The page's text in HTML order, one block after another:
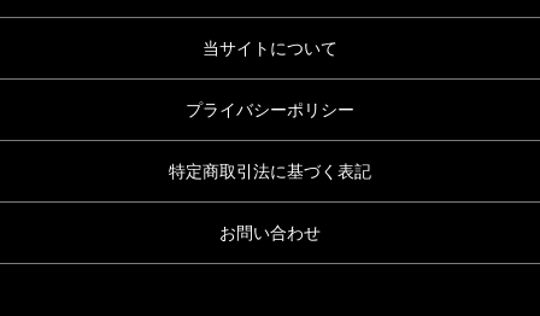
当サイトについて
プライバシーポリシー
特定商取引法に基づく表記
お問い合わせ